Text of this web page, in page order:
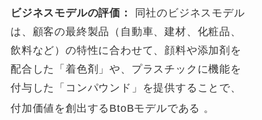
ビジネスモデルの評価：
同社のビジネスモデル
は、顧客の最終製品（自動車、建材、化粧品、
飲料など）の特性に合わせて、顔料や添加剤を
配合した「着色剤」や、プラスチックに機能を
付与した「コンパウンド」を提供することで、
付加価値を創出するBtoBモデルである 。